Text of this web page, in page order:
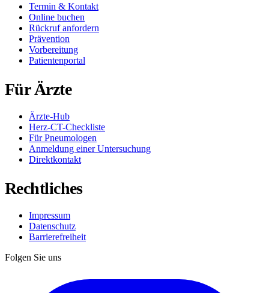
Termin & Kontakt
Online buchen
Rückruf anfordern
Prävention
Vorbereitung
Patientenportal
Für Ärzte
Ärzte-Hub
Herz-CT-Checkliste
Für Pneumologen
Anmeldung einer Untersuchung
Direktkontakt
Rechtliches
Impressum
Datenschutz
Barrierefreiheit
Folgen Sie uns